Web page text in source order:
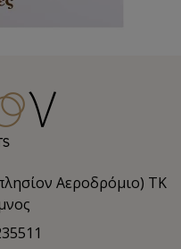
Αεροδρόμιο) TK